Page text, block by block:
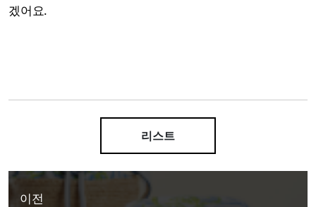
겠어요.
리스트
이전